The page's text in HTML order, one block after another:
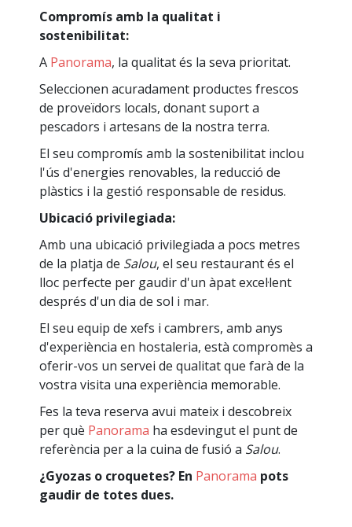
Compromís amb la qualitat i
sostenibilitat:
A Panorama, la qualitat és la seva prioritat.
Seleccionen acuradament productes frescos
de proveïdors locals, donant suport a
pescadors i artesans de la nostra terra.
El seu compromís amb la sostenibilitat inclou
l'ús d'energies renovables, la reducció de
plàstics i la gestió responsable de residus.
Ubicació privilegiada:
Amb una ubicació privilegiada a pocs metres
de la platja de Salou, el seu restaurant és el
lloc perfecte per gaudir d'un àpat excel·lent
després d'un dia de sol i mar.
El seu equip de xefs i cambrers, amb anys
d'experiència en hostaleria, està compromès a
oferir-vos un servei de qualitat que farà de la
vostra visita una experiència memorable.
Fes la teva reserva avui mateix i descobreix
per què Panorama ha esdevingut el punt de
referència per a la cuina de fusió a Salou.
¿Gyozas o croquetes? En Panorama pots
gaudir de totes dues.